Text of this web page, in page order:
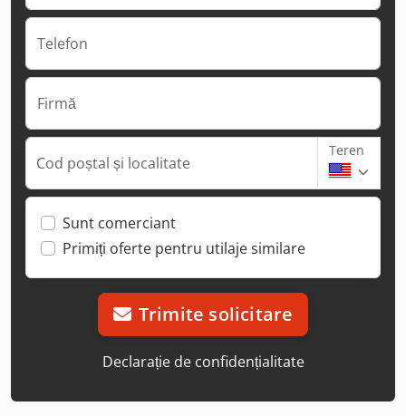
Telefon
Firmă
Cod poștal și localitate
Teren
Sunt comerciant
Primiți oferte pentru utilaje similare
Trimite solicitare
Declarație de confidențialitate